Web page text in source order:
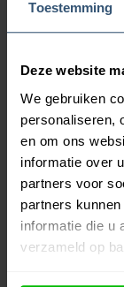
Toestemming
Deze website
We gebruiken
personaliseren,
en om ons
informatie over
partners voor
partners
informatie die u
verzameld op
MyHobby
het
cm